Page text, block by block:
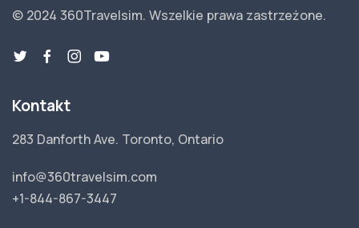
© 2024 360Travelsim. Wszelkie prawa zastrzeżone.
Kontakt
283 Danforth Ave. Toronto, Ontario
info@360travelsim.com
+1-844-867-3447